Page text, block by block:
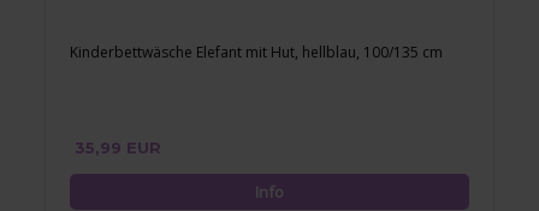
Kinderbettwäsche Elefant mit Hut, hellblau, 100/135 cm
35,99 EUR